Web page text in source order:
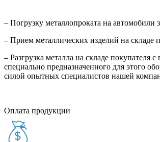
– Погрузку металлопроката на автомобили
– Прием металлических изделий на складе
– Разгрузка металла на складе покупателя
специально предназначенного для этого
силой опытных специалистов нашей
Оплата продукции